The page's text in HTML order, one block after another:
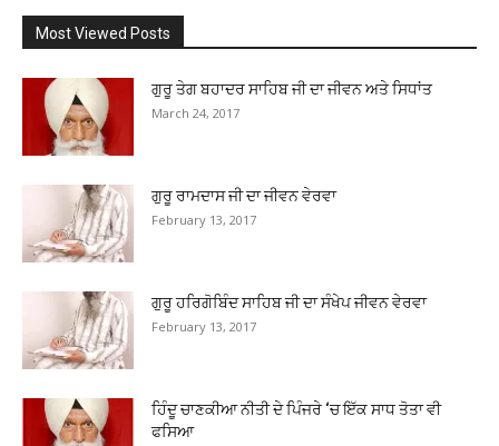
Most Viewed Posts
ਗੁਰੂ ਤੇਗ ਬਹਾਦਰ ਸਾਹਿਬ ਜੀ ਦਾ ਜੀਵਨ ਅਤੇ ਸਿਧਾਂਤ
March 24, 2017
ਗੁਰੂ ਰਾਮਦਾਸ ਜੀ ਦਾ ਜੀਵਨ ਵੇਰਵਾ
February 13, 2017
ਗੁਰੂ ਹਰਿਗੋਬਿੰਦ ਸਾਹਿਬ ਜੀ ਦਾ ਸੰਖੇਪ ਜੀਵਨ ਵੇਰਵਾ
February 13, 2017
ਹਿੰਦੂ ਚਾਣਕੀਆ ਨੀਤੀ ਦੇ ਪਿੰਜਰੇ ‘ਚ ਇੱਕ ਸਾਧ ਤੋਤਾ ਵੀ
ਫਸਿਆ